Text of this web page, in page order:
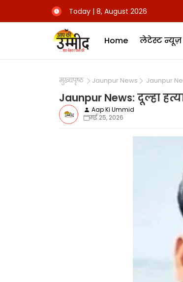
Today | 8, August 2026
Home लेटेस्ट न्यूज़
मुख्यपृष्ठ Jaunpur News Jaunpur
Jaunpur News: दूल्हा
Aap Ki Ummid
मई 25, 2026